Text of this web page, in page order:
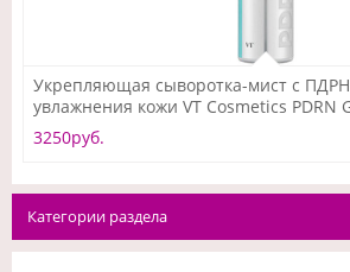
Подробнее
Укрепляющая сыворотка-мист с
увлажнения кожи VT Cosmetics PDRN
мл
3250руб.
Категории раздела